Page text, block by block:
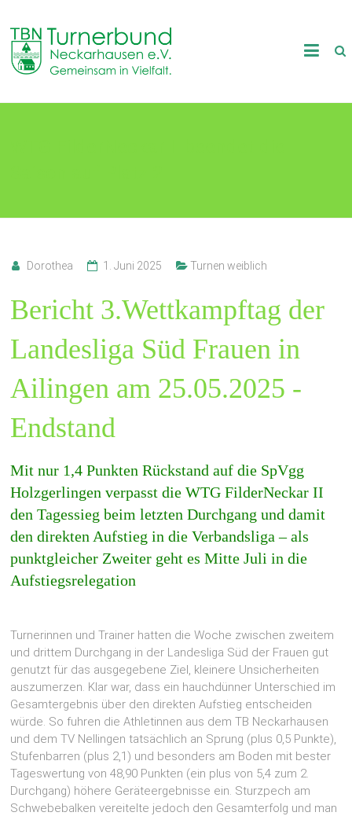
content
TB
Neckarhausen
Dorothea 1. Juni 2025 Turnen weiblich
Bericht 3.Wettkampftag der
Landesliga Süd Frauen in
Ailingen am 25.05.2025 -
Endstand
Mit nur 1,4 Punkten Rückstand auf die SpVgg
Holzgerlingen verpasst die WTG FilderNeckar II
den Tagessieg beim letzten Durchgang und damit
den direkten Aufstieg in die Verbandsliga – als
punktgleicher Zweiter geht es Mitte Juli in die
Aufstiegsrelegation
Turnerinnen und Trainer hatten die Woche zwischen zweitem
und drittem Durchgang in der Landesliga Süd der Frauen gut
genutzt für das ausgegebene Ziel, kleinere Unsicherheiten
auszumerzen. Klar war, dass ein hauchdünner Unterschied im
Gesamtergebnis über den direkten Aufstieg entscheiden
würde. So fuhren die Athletinnen aus dem TB Neckarhausen
und dem TV Nellingen tatsächlich an Sprung (plus 0,5 Punkte),
Stufenbarren (plus 2,1) und besonders am Boden mit bester
Tageswertung von 48,90 Punkten (ein plus von 5,4 zum 2.
Durchgang) höhere Geräteergebnisse ein. Sturzpech am
Schwebebalken vereitelte jedoch den Gesamterfolg und man